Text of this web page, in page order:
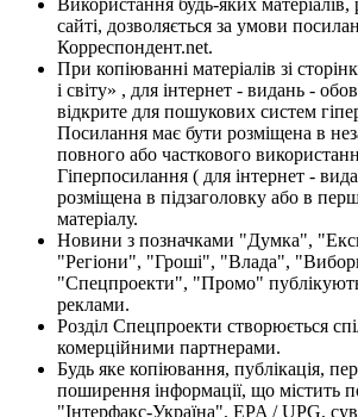
сайті, дозволяється за умови
Корреспондент.net.
При копіюванні матеріалів зі
і світу» , для інтернет - видань -
відкрите для пошукових систем
Посилання має бути розміщена в
повного або часткового
Гіперпосилання ( для інтернет -
розміщена в підзаголовку або в
матеріалу.
Новини з позначками "Думка",
"Регіони", "Гроші", "Влада",
"Спецпроекти", "Промо"
реклами.
Розділ Спецпроекти створюється
комерційними партнерами.
Будь яке копіювання, публікація,
поширення інформації, що містить
"Інтерфакс-Україна", EPA / UPG,